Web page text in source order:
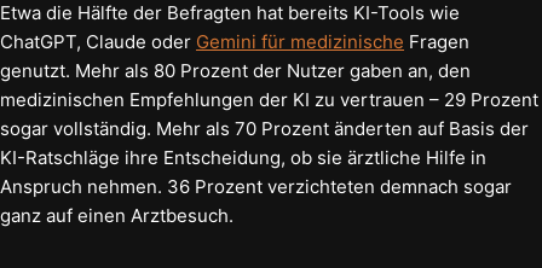
Etwa die Hälfte der Befragten hat bereits KI-Tools wie
ChatGPT, Claude oder Gemini für medizinische Fragen
genutzt. Mehr als 80 Prozent der Nutzer gaben an, den
medizinischen Empfehlungen der KI zu vertrauen – 29 Prozent
sogar vollständig. Mehr als 70 Prozent änderten auf Basis der
KI-Ratschläge ihre Entscheidung, ob sie ärztliche Hilfe in
Anspruch nehmen. 36 Prozent verzichteten demnach sogar
ganz auf einen Arztbesuch.